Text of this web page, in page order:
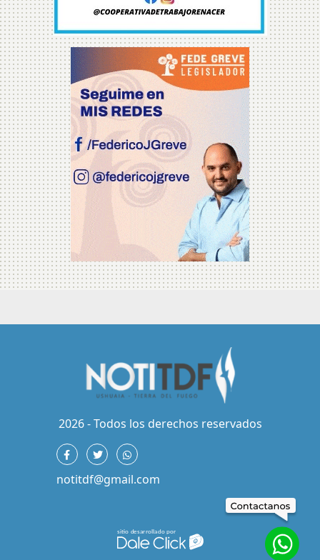
2026 - Todos los derechos reservados
notitdf@gmail.com